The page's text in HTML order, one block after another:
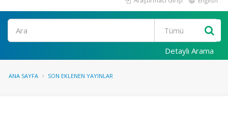
Ara
Detaylı Arama
ANA SAYFA SON EKLENEN YAYINLAR